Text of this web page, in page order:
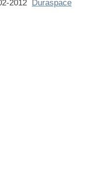
2012 Duraspace